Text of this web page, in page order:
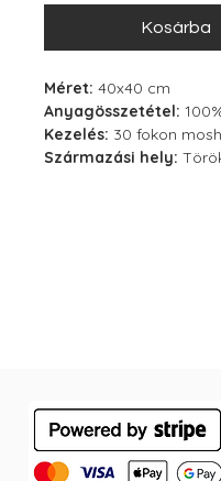
Kosárba
Méret: 40x40 cm
Anyagösszetétel:
Kezelés: 30 fokon
Származási hely: